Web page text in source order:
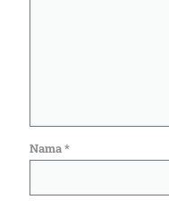
Nama*